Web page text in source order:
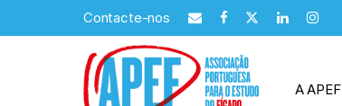
Contacte-nos
A APEF